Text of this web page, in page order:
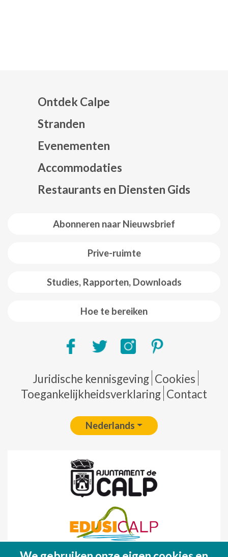
Abonneren naar Nieuwsbrief
Prive-ruimte
Studies, Rapporten, Downloads
Hoe te bereiken
Ontdek Calpe
Stranden
Evenementen
Accommodaties
Restaurants en Diensten Gids
Pie de página
Juridische kennisgeving Cookies
Toegankelijkheidsverklaring Contact
Nederlands